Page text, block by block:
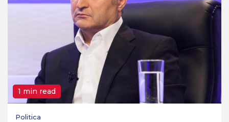
1 min read
Politica